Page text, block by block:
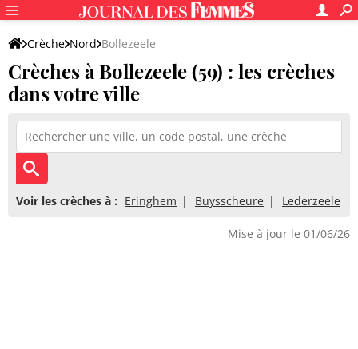
Crèche Nord Bollezeele
Crèches à Bollezeele (59) : les crèches
dans votre ville
Voir les crèches à : Eringhem Buysscheure Lederzeele
Mise à jour le 01/06/26